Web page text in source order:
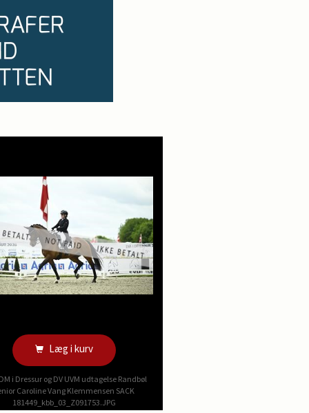
Læg i kurv
i Dressur og DV UVM udtagelse Randbøl
Caroline Vang Klemmensen SACK
181449_kbb_03_Z091753.JPG